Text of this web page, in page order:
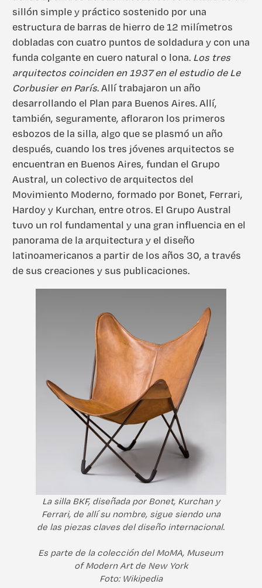
sillón simple y práctico sostenido por una
estructura de barras de hierro de 12 milímetros
dobladas con cuatro puntos de soldadura y con una
funda colgante en cuero natural o lona. Los tres
arquitectos coinciden en 1937 en el estudio de Le
Corbusier en París. Allí trabajaron un año
desarrollando el Plan para Buenos Aires. Allí,
también, seguramente, afloraron los primeros
esbozos de la silla, algo que se plasmó un año
después, cuando los tres jóvenes arquitectos se
encuentran en Buenos Aires, fundan el Grupo
Austral, un colectivo de arquitectos del
Movimiento Moderno, formado por Bonet, Ferrari,
Hardoy y Kurchan, entre otros. El Grupo Austral
tuvo un rol fundamental y una gran influencia en el
panorama de la arquitectura y el diseño
latinoamericanos a partir de los años 30, a través
de sus creaciones y sus publicaciones.
La silla BKF, diseñada por Bonet, Kurchan y
Ferrari, de allí su nombre, sigue siendo una
de las piezas claves del diseño internacional.
Es parte de la colección del MoMA, Museum
of Modern Art de New York
Foto: Wikipedia